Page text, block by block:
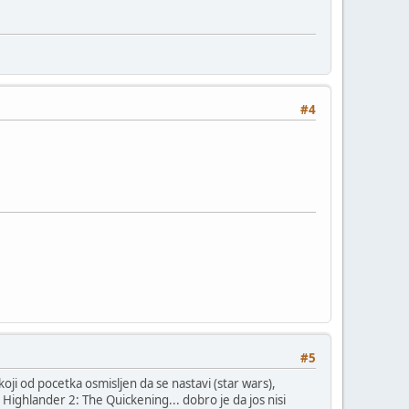
#4
#5
od pocetka osmisljen da se nastavi (star wars),
2: The Quickening... dobro je da jos nisi